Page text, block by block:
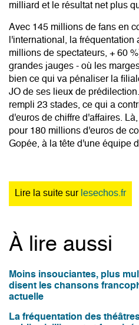
milliard et le résultat net plus
Avec 145 millions de fans en
l'international, la
millions de spectateurs, + 60
grandes jauges - où les
bien ce qui va pénaliser la
JO de ses lieux de
rempli 23 stades, ce qui a
d'euros de chiffre d'affaires.
pour 180 millions d'euros de
Gopée, à la tête d'une équipe
Lire la suite sur lesechos.fr
À lire aussi
Moins insouciantes, plus
disent les chansons
actuelle
La fréquentation des